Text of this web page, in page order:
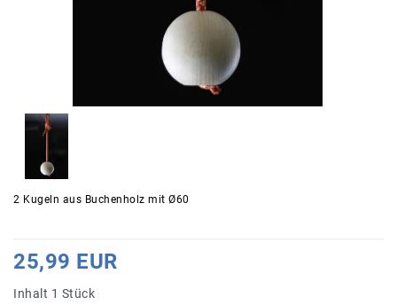
2 Kugeln aus Buchenholz mit Ø60
25,99 EUR
Inhalt 1 Stück